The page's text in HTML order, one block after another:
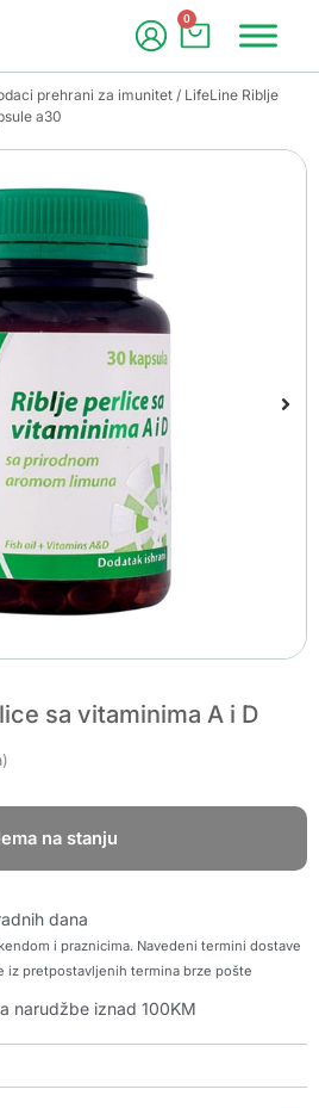
0
prehrani za imunitet / LifeLine Riblje
a30
sa vitaminima A i D
na stanju
dana
i praznicima. Navedeni termini dostave
iz pretpostavljenih termina brze pošte
narudžbe iznad 100KM